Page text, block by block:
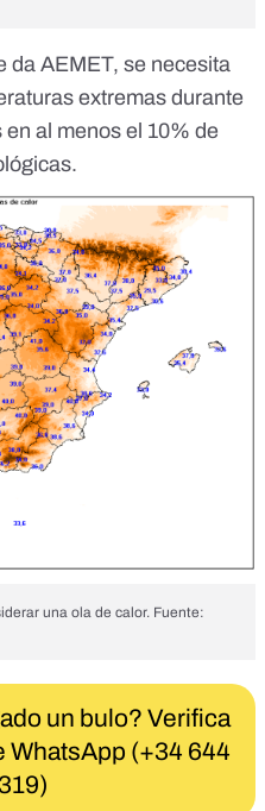
da AEMET, se necesita
extremas durante
al menos el 10% de
una ola de calor. Fuente:
un bulo? Verifica
WhatsApp (+34 644